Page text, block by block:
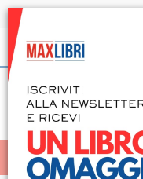
Spedizione
Italiano
< Home
MENÙ